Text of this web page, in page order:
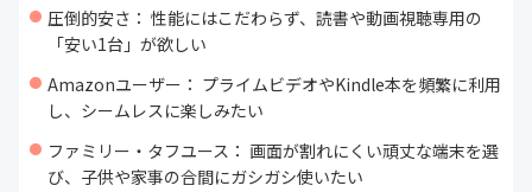
圧倒的安さ： 性能にはこだわらず、読書や動画視聴専用の
「安い1台」が欲しい
Amazonユーザー： プライムビデオやKindle本を頻繁に利用
し、シームレスに楽しみたい
ファミリー・タフユース： 画面が割れにくい頑丈な端末を選
び、子供や家事の合間にガシガシ使いたい